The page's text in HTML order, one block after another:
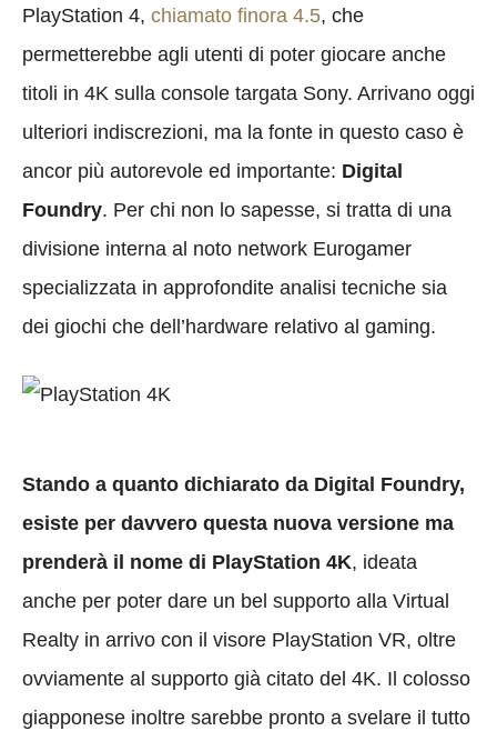
PlayStation 4, chiamato finora 4.5, che
permetterebbe agli utenti di poter giocare anche
titoli in 4K sulla console targata Sony. Arrivano oggi
ulteriori indiscrezioni, ma la fonte in questo caso è
ancor più autorevole ed importante: Digital
Foundry. Per chi non lo sapesse, si tratta di una
divisione interna al noto network Eurogamer
specializzata in approfondite analisi tecniche sia
dei giochi che dell’hardware relativo al gaming.
Stando a quanto dichiarato da Digital Foundry,
esiste per davvero questa nuova versione ma
prenderà il nome di PlayStation 4K, ideata
anche per poter dare un bel supporto alla Virtual
Realty in arrivo con il visore PlayStation VR, oltre
ovviamente al supporto già citato del 4K. Il colosso
giapponese inoltre sarebbe pronto a svelare il tutto